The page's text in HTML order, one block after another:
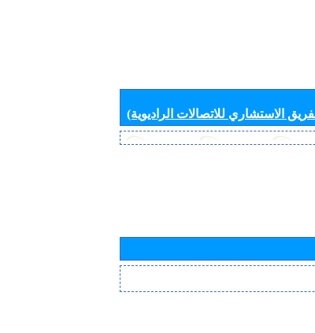
الاستشاري للاتصالات الراديوية)